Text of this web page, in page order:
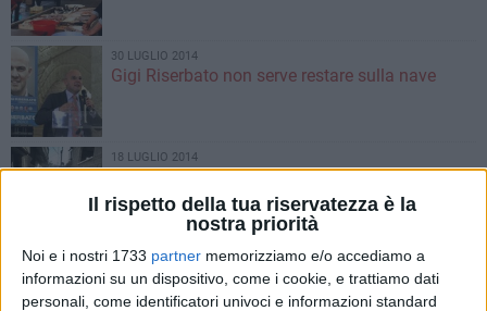
Il rispetto della tua riservatezza è la
nostra priorità
Noi e i nostri 1733 partner memorizziamo e/o accediamo a
informazioni su un dispositivo, come i cookie, e trattiamo dati
personali, come identificatori univoci e informazioni standard
30 LUGLIO 2014
Gigi Riserbato non serve restare sulla nave
18 LUGLIO 2014
I bimbi palestinesi morti
11 LUGLIO 2014
Nella polemica tra "Manfredi e Pomodoro"
interviene la satira